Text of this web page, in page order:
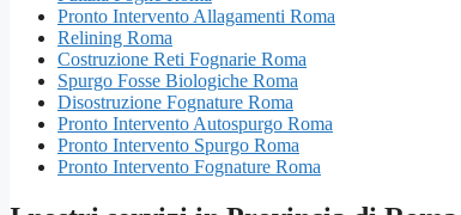
Pronto Intervento Allagamenti Roma
Relining Roma
Costruzione Reti Fognarie Roma
Spurgo Fosse Biologiche Roma
Disostruzione Fognature Roma
Pronto Intervento Autospurgo Roma
Pronto Intervento Spurgo Roma
Pronto Intervento Fognature Roma